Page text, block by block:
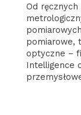
Od
pomiarowe,
optyczne –
Intelligence